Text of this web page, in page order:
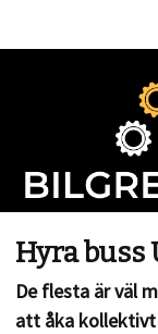
BILSKATT VID
Hyra buss
De flesta är väl
att åka kollektivt